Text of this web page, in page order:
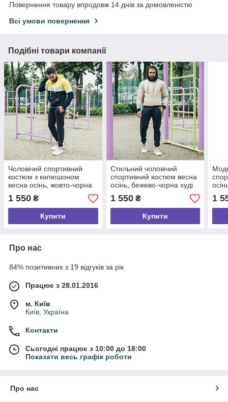
Повернення товару впродовж 14 днів за домовленістю
Всі умови повернення
Подібні товари компанії
Чоловічий спортивний
костюм з капюшоном
весна осінь, жовто-чорна
виробника розмір S
1 550 ₴
Купити
Стильний чоловічий
спортивний костюм весна
осінь, бежево-чорна худі
та чорні спортивні штани
розмір S
1 550₴
Купити
1
Про нас
84% позитивних з 19 відгуків за рік
Працює з 28.01.2016
м. Київ
Київ, Україна
Контакти
Сьогодні працює з 10:00 до 18:00
Показати весь графік роботи
Про нас